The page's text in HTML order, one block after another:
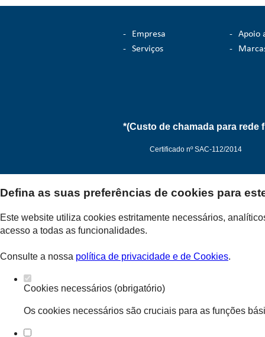
-
Empresa
-
Serviços
-
Apoio
-
*(Custo de chamada para rede
Certificado nº SAC-112/2014
Politica de Privacidade
Defina as suas preferências de cookies para
Este website utiliza cookies estritamente necessários,
acesso a todas as funcionalidades.
Consulte a nossa política de privacidade e de Cookies.
Cookies necessários (obrigatório)
Os cookies necessários são cruciais para as funções